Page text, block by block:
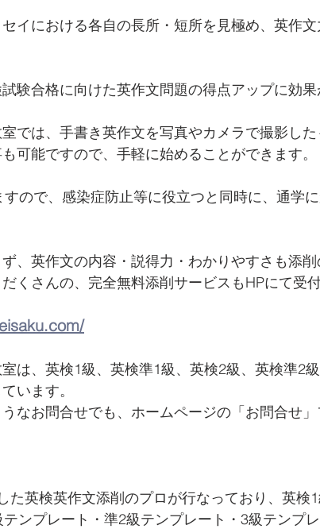
イにおける各自の長所・短所を見極め、英作
験合格に向けた英作文問題の得点アップに効果
では、手書き英作文を写真やカメラで撮影し
可能ですので、手軽に始めることができます。
ので、感染症防止等に役立つと同時に、通学
、英作文の内容・説得力・わかりやすさも添削
くさんの、完全無料添削サービスもHPにて受付
は、英検1級、英検準1級、英検2級、英検準2
います。
うなお問合せでも、ホームページの「お問合せ
た英検英作文添削のプロが行なっており、英検
ンプレート・準2級テンプレート・3級テンプ